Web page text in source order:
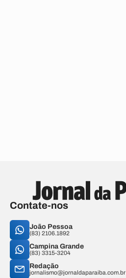
Contate-nos
João Pessoa
(83) 2106.1892
Campina Grande
(83) 3315-3204
Redação
jornalismo@jornaldaparaiba.com.br